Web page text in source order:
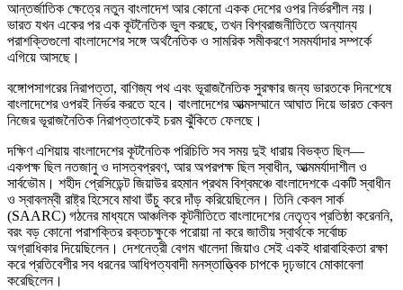
আন্তর্জাতিক ক্ষেত্রে নতুন বাংলাদেশ আর কোনো একক দেশের ওপর নির্ভরশীল নয়।
ভারত যখন একের পর এক কূটনৈতিক ভুল করছে, তখন বিশ্বরাজনীতিতে অন্যান্য
পরাশক্তিগুলো বাংলাদেশের সঙ্গে অর্থনৈতিক ও সামরিক সমীকরণে সমমর্যাদার সম্পর্কে
এগিয়ে আসছে।
বঙ্গোপসাগরের নিরাপত্তা, বাণিজ্য পথ এবং ভূরাজনৈতিক সুরক্ষার জন্য ভারতকে দিনশেষে
বাংলাদেশের ওপরই নির্ভর করতে হবে। বাংলাদেশের আত্মসম্মানে আঘাত দিয়ে ভারত কেবল
নিজের ভূরাজনৈতিক নিরাপত্তাকেই চরম ঝুঁকিতে ফেলছে।
দক্ষিণ এশিয়ায় বাংলাদেশের কূটনৈতিক পরিচিতি সব সময় দুই ধারায় বিভক্ত ছিল—
একপক্ষ ছিল নতজানু ও দাসত্বপ্রবণ, আর অপরপক্ষ ছিল স্বাধীন, আত্মমর্যাদাশীল ও
সার্বভৌম। শহীদ প্রেসিডেন্ট জিয়াউর রহমান প্রথম বিশ্বমঞ্চে বাংলাদেশকে একটি স্বাধীন
ও স্বাবলম্বী রাষ্ট্র হিসেবে মাথা উঁচু করে দাঁড় করিয়েছিলেন। তিনি কেবল সার্ক
(SAARC) গঠনের মাধ্যমে আঞ্চলিক কূটনীতিতে বাংলাদেশের নেতৃত্ব প্রতিষ্ঠা করেননি,
বরং বড় কোনো পরাশক্তির রক্তচক্ষুকে পরোয়া না করে জাতীয় স্বার্থকে সর্বোচ্চ
অগ্রাধিকার দিয়েছিলেন। দেশনেত্রী বেগম খালেদা জিয়াও সেই একই ধারাবাহিকতা রক্ষা
করে প্রতিবেশীর সব ধরনের আধিপত্যবাদী মনস্তাত্ত্বিক চাপকে দৃঢ়ভাবে মোকাবেলা
করেছিলেন।